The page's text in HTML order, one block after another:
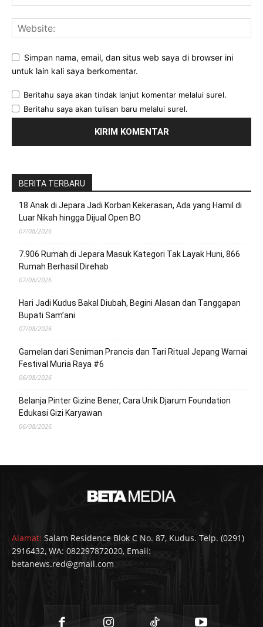
Simpan nama, email, dan situs web saya di browser ini
untuk lain kali saya berkomentar.
Beritahu saya akan tindak lanjut komentar melalui surel.
Beritahu saya akan tulisan baru melalui surel.
BERITA TERBARU
18 Anak di Jepara Jadi Korban Kekerasan, Ada yang Hamil di
Luar Nikah hingga Dijual Open BO
07/08/2026
7.906 Rumah di Jepara Masuk Kategori Tak Layak Huni, 866
Rumah Berhasil Direhab
07/08/2026
Hari Jadi Kudus Bakal Diubah, Begini Alasan dan Tanggapan
Bupati Sam’ani
07/08/2026
Gamelan dari Seniman Prancis dan Tari Ritual Jepang Warnai
Festival Muria Raya #6
06/08/2026
Belanja Pinter Gizine Bener, Cara Unik Djarum Foundation
Edukasi Gizi Karyawan
06/08/2026
Alamat: Salam Residence Blok C No. 87, Kudus. Telp. (0291)
2916432, WA: 082297872020, Email:
betanews.red@gmail.com